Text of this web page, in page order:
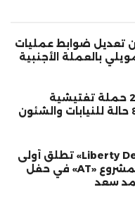
تعديل ضوابط عمليات
بالعملة الأجنبية
منال عوض: تنفيذ 27 حملة تفتيشية
بـ11محافظة وإحالة 81 حالة للنيابات والشئون
شركة «Liberty Developments» تطلق أولى
فعالياتها الترفيهية بمشروع «AT» في حفل
سعد